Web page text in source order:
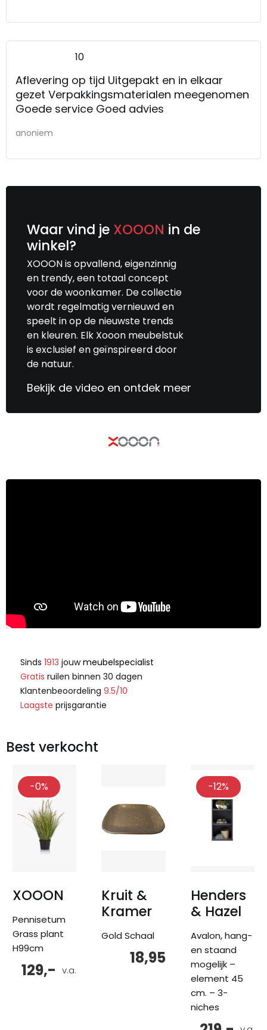
10
Aflevering op tijd Uitgepakt en in elkaar
gezet Verpakkingsmaterialen meegenomen
Goede service Goed advies
anoniem
Waar vind je XOOON in de
winkel?
XOOON is opvallend, eigenzinnig
en trendy, een totaal concept
voor de woonkamer. De collectie
wordt regelmatig vernieuwd en
speelt in op de nieuwste trends
en kleuren. Elk Xooon meubelstuk
is exclusief en geïnspireerd door
de natuur.
Bekijk de video en ontdek meer
Sinds 1913 jouwmeubelspecialist
Gratis ruilen binnen 30 dagen
Klantenbeoordeling 9.5/10
Laagste prijsgarantie
Best verkocht
-0%
XOOON
Pennisetum
Grass plant
H99cm
v.a.
129,-
Kruit &
Kramer
Gold Schaal
18,95
-12%
Henders
& Hazel
Avalon, hang-
en staand
mogelijk –
element 45
cm. – 3-
niches